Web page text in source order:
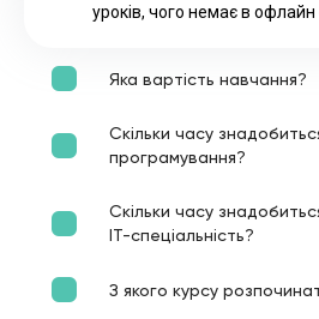
уроків, чого немає в офлайн
Яка вартість навчання?
Скільки часу
програмування?
Скільки часу
ІТ-спеціальність?
З якого курсу